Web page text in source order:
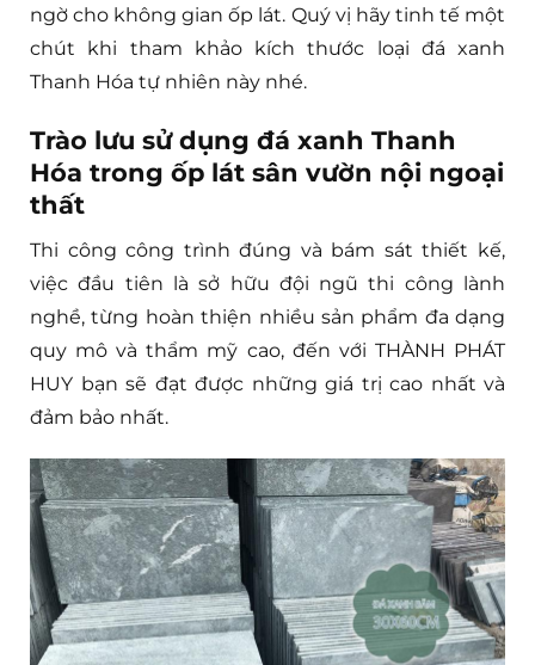
ngờ cho không gian ốp lát. Quý vị hãy tinh tế một
chút khi tham khảo kích thước loại đá xanh
Thanh Hóa tự nhiên này nhé.
Trào lưu sử dụng đá xanh Thanh
Hóa trong ốp lát sân vườn nội ngoại
thất
Thi công công trình đúng và bám sát thiết kế,
việc đầu tiên là sở hữu đội ngũ thi công lành
nghề, từng hoàn thiện nhiều sản phẩm đa dạng
quy mô và thẩm mỹ cao, đến với THÀNH PHÁT
HUY bạn sẽ đạt được những giá trị cao nhất và
đảm bảo nhất.